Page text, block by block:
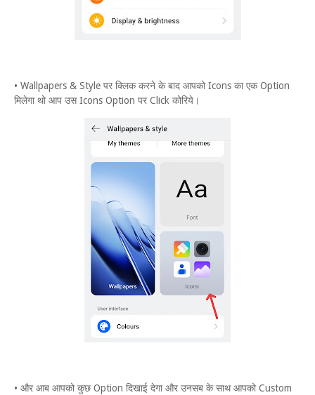
• Wallpapers & Style पर क्लिक करने के बाद आपको Icons का एक Option
मिलेगा थो आप उस Icons Option पर Click कोरिये।
• और आब आपको कुछ Option दिखाई देगा और उनसब के साथ आपको Custom